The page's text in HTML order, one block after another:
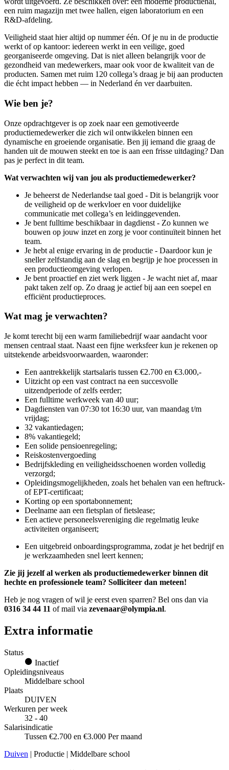
een ruim magazijn met twee hallen, eigen laboratorium en een
R&D-afdeling.
Veiligheid staat hier altijd op nummer één. Of je nu in de productie
werkt of op kantoor: iedereen werkt in een veilige, goed
georganiseerde omgeving. Dat is niet alleen belangrijk voor de
gezondheid van medewerkers, maar ook voor de kwaliteit van de
producten. Samen met ruim 120 collega’s draag je bij aan producten
die écht impact hebben — in Nederland én ver daarbuiten.
Wie ben je?
Onze opdrachtgever is op zoek naar een gemotiveerde
productiemedewerker die zich wil ontwikkelen binnen een
dynamische en groeiende organisatie. Ben jij iemand die graag de
handen uit de mouwen steekt en toe is aan een frisse uitdaging? Dan
pas je perfect in dit team.
Wat verwachten wij van jou als productiemedewerker?
Je beheerst de Nederlandse taal goed - Dit is belangrijk voor
de veiligheid op de werkvloer en voor duidelijke
communicatie met collega’s en leidinggevenden.
Je bent fulltime beschikbaar in dagdienst - Zo kunnen we
bouwen op jouw inzet en zorg je voor continuïteit binnen het
team.
Je hebt al enige ervaring in de productie - Daardoor kun je
sneller zelfstandig aan de slag en begrijp je hoe processen in
een productieomgeving verlopen.
Je bent proactief en ziet werk liggen - Je wacht niet af, maar
pakt taken zelf op. Zo draag je actief bij aan een soepel en
efficiënt productieproces.
Wat mag je verwachten?
Je komt terecht bij een warm familiebedrijf waar aandacht voor
mensen centraal staat. Naast een fijne werksfeer kun je rekenen op
uitstekende arbeidsvoorwaarden, waaronder:
Een aantrekkelijk startsalaris tussen €2.700 en €3.000,-
Uitzicht op een vast contract na een succesvolle
uitzendperiode of zelfs eerder;
Een fulltime werkweek van 40 uur;
Dagdiensten van 07:30 tot 16:30 uur, van maandag t/m
vrijdag;
32 vakantiedagen;
8% vakantiegeld;
Een solide pensioenregeling;
Reiskostenvergoeding
Bedrijfskleding en veiligheidsschoenen worden volledig
verzorgd;
Opleidingsmogelijkheden, zoals het behalen van een heftruck-
of EPT-certificaat;
Korting op een sportabonnement;
Deelname aan een fietsplan of fietslease;
Een actieve personeelsvereniging die regelmatig leuke
activiteiten organiseert;
Een uitgebreid onboardingsprogramma, zodat je het bedrijf en
je werkzaamheden snel leert kennen;
Zie jij jezelf al werken als productiemedewerker binnen dit
hechte en professionele team? Solliciteer dan meteen!
Heb je nog vragen of wil je eerst even sparren? Bel ons dan via
0316 34 44 11 of mail via zevenaar@olympia.nl.
Extra informatie
Status
Inactief
Opleidingsniveaus
Middelbare school
Plaats
DUIVEN
Werkuren per week
32 - 40
Salarisindicatie
Tussen €2.700 en €3.000 Per maand
Duiven | Productie | Middelbare school